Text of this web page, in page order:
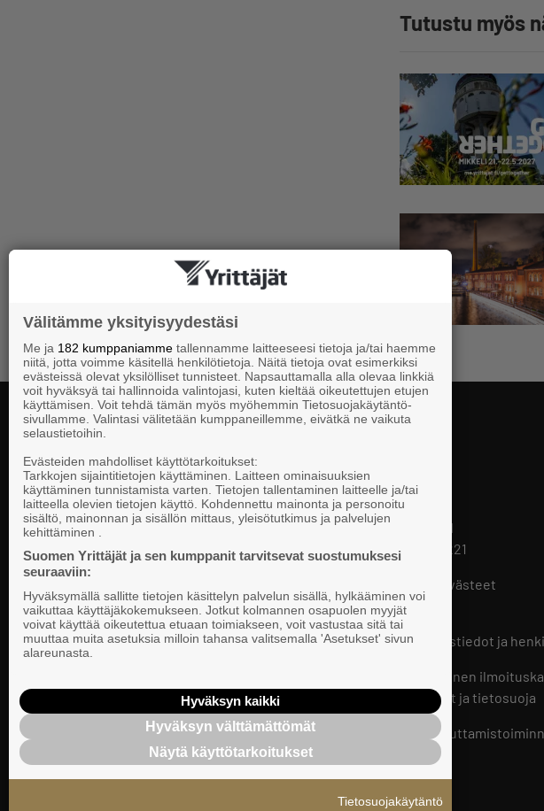
Tutustu myös
Valtakunnallista, alueellista ja paikallista
vaikuttamista pk-yrittäjien puolesta.
Suomen Yrittäjät
PL 999, 00101 HELSINKI
Puhelinvaihde 09 229 221
Tietosuojaseloste ja evästeet
Evästeasetukset
Keskusjärjestön yhteystiedot ja
Suomen Yrittäjien sisäinen
Ilmoituskanavan ohjeet ja tietosuoja
Suomen Yrittäjien
tietosuojaseloste
Välitämme yksityisyydestäsi
Me ja 182 kumppaniamme tallennamme laitteeseesi tietoja ja/tai haemme
niitä, jotta voimme käsitellä henkilötietoja. Näitä tietoja ovat esimerkiksi
evästeissä olevat yksilölliset tunnisteet. Napsauttamalla alla olevaa linkkiä
voit hyväksyä tai hallinnoida valintojasi, kuten kieltää oikeutettujen etujen
käyttämisen. Voit tehdä tämän myös myöhemmin Tietosuojakäytäntö-
sivullamme. Valintasi välitetään kumppaneillemme, eivätkä ne vaikuta
selaustietoihin.
Evästeiden mahdolliset käyttötarkoitukset:
Tarkkojen sijaintitietojen käyttäminen. Laitteen ominaisuuksien
käyttäminen tunnistamista varten. Tietojen tallentaminen laitteelle ja/tai
laitteella olevien tietojen käyttö. Kohdennettu mainonta ja personoitu
sisältö, mainonnan ja sisällön mittaus, yleisötutkimus ja palvelujen
kehittäminen .
Suomen Yrittäjät ja sen kumppanit tarvitsevat suostumuksesi
seuraaviin:
Hyväksymällä sallitte tietojen käsittelyn palvelun sisällä, hylkääminen voi
vaikuttaa käyttäjäkokemukseen. Jotkut kolmannen osapuolen myyjät
voivat käyttää oikeutettua etuaan toimiakseen, voit vastustaa sitä tai
muuttaa muita asetuksia milloin tahansa valitsemalla 'Asetukset' sivun
alareunasta.
Hyväksyn kaikki
Hyväksyn välttämättömät
Näytä käyttötarkoitukset
Tietosuojakäytäntö